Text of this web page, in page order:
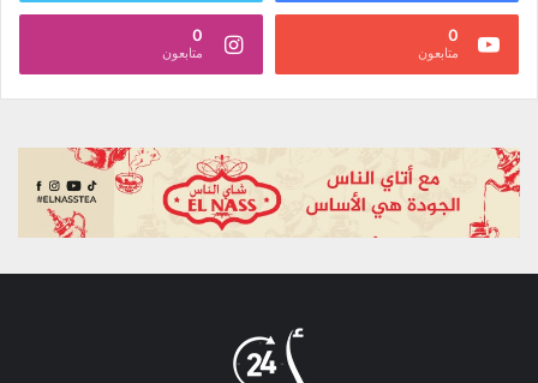
0
متابعون
0
متابعون